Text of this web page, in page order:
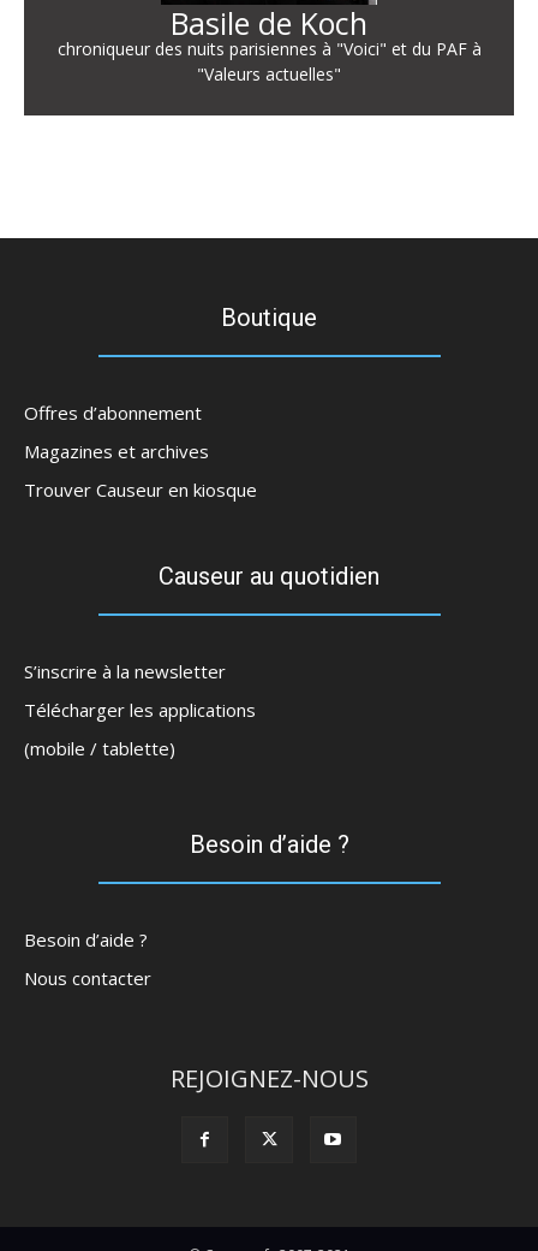
Basile de Koch
chroniqueur des nuits parisiennes à "Voici" et du PAF à
"Valeurs actuelles"
Boutique
Offres d’abonnement
Magazines et archives
Trouver Causeur en kiosque
Causeur au quotidien
S’inscrire à la newsletter
Télécharger les applications
(mobile / tablette)
Besoin d’aide ?
Besoin d’aide ?
Nous contacter
REJOIGNEZ-NOUS